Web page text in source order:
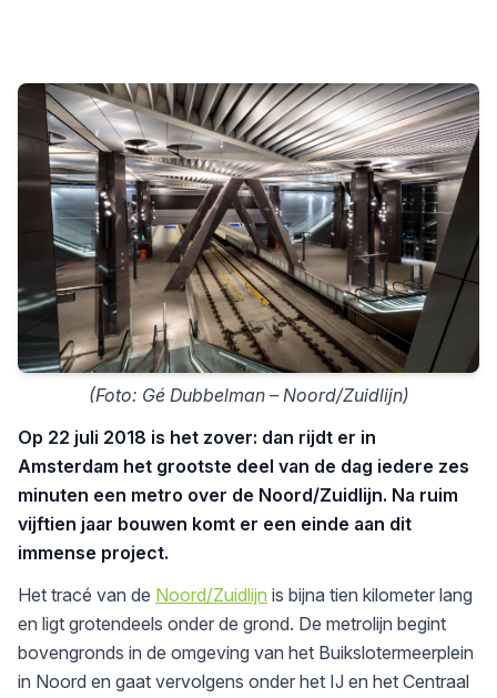
(Foto: Gé Dubbelman – Noord/Zuidlijn)
Op 22 juli 2018 is het zover: dan rijdt er in
Amsterdam het grootste deel van de dag iedere zes
minuten een metro over de Noord/Zuidlijn. Na ruim
vijftien jaar bouwen komt er een einde aan dit
immense project.
Het tracé van de Noord/Zuidlijn is bijna tien kilometer lang
en ligt grotendeels onder de grond. De metrolijn begint
bovengronds in de omgeving van het Buikslotermeerplein
in Noord en gaat vervolgens onder het IJ en het Centraal